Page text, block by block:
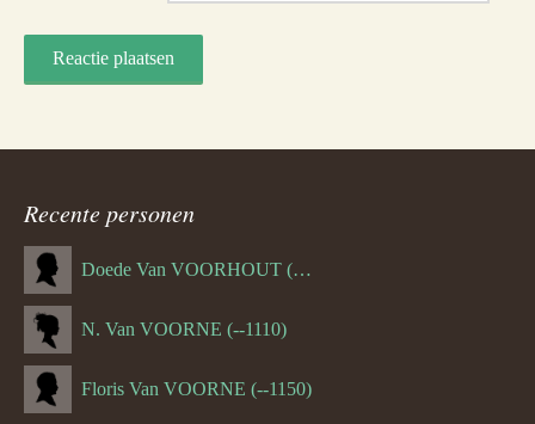
Recente personen
Doede Van VOORHOUT (Van FORNEHOLT) (--1101)
N. Van VOORNE (--1110)
Floris Van VOORNE (--1150)